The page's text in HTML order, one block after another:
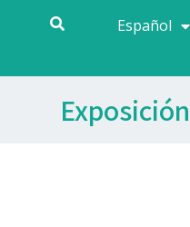
Español
Français
Exposición